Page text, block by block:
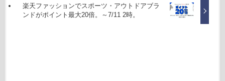
楽天ファッションでスポーツ・アウトドアブラ
ンドがポイント最大20倍。～7/11 2時。